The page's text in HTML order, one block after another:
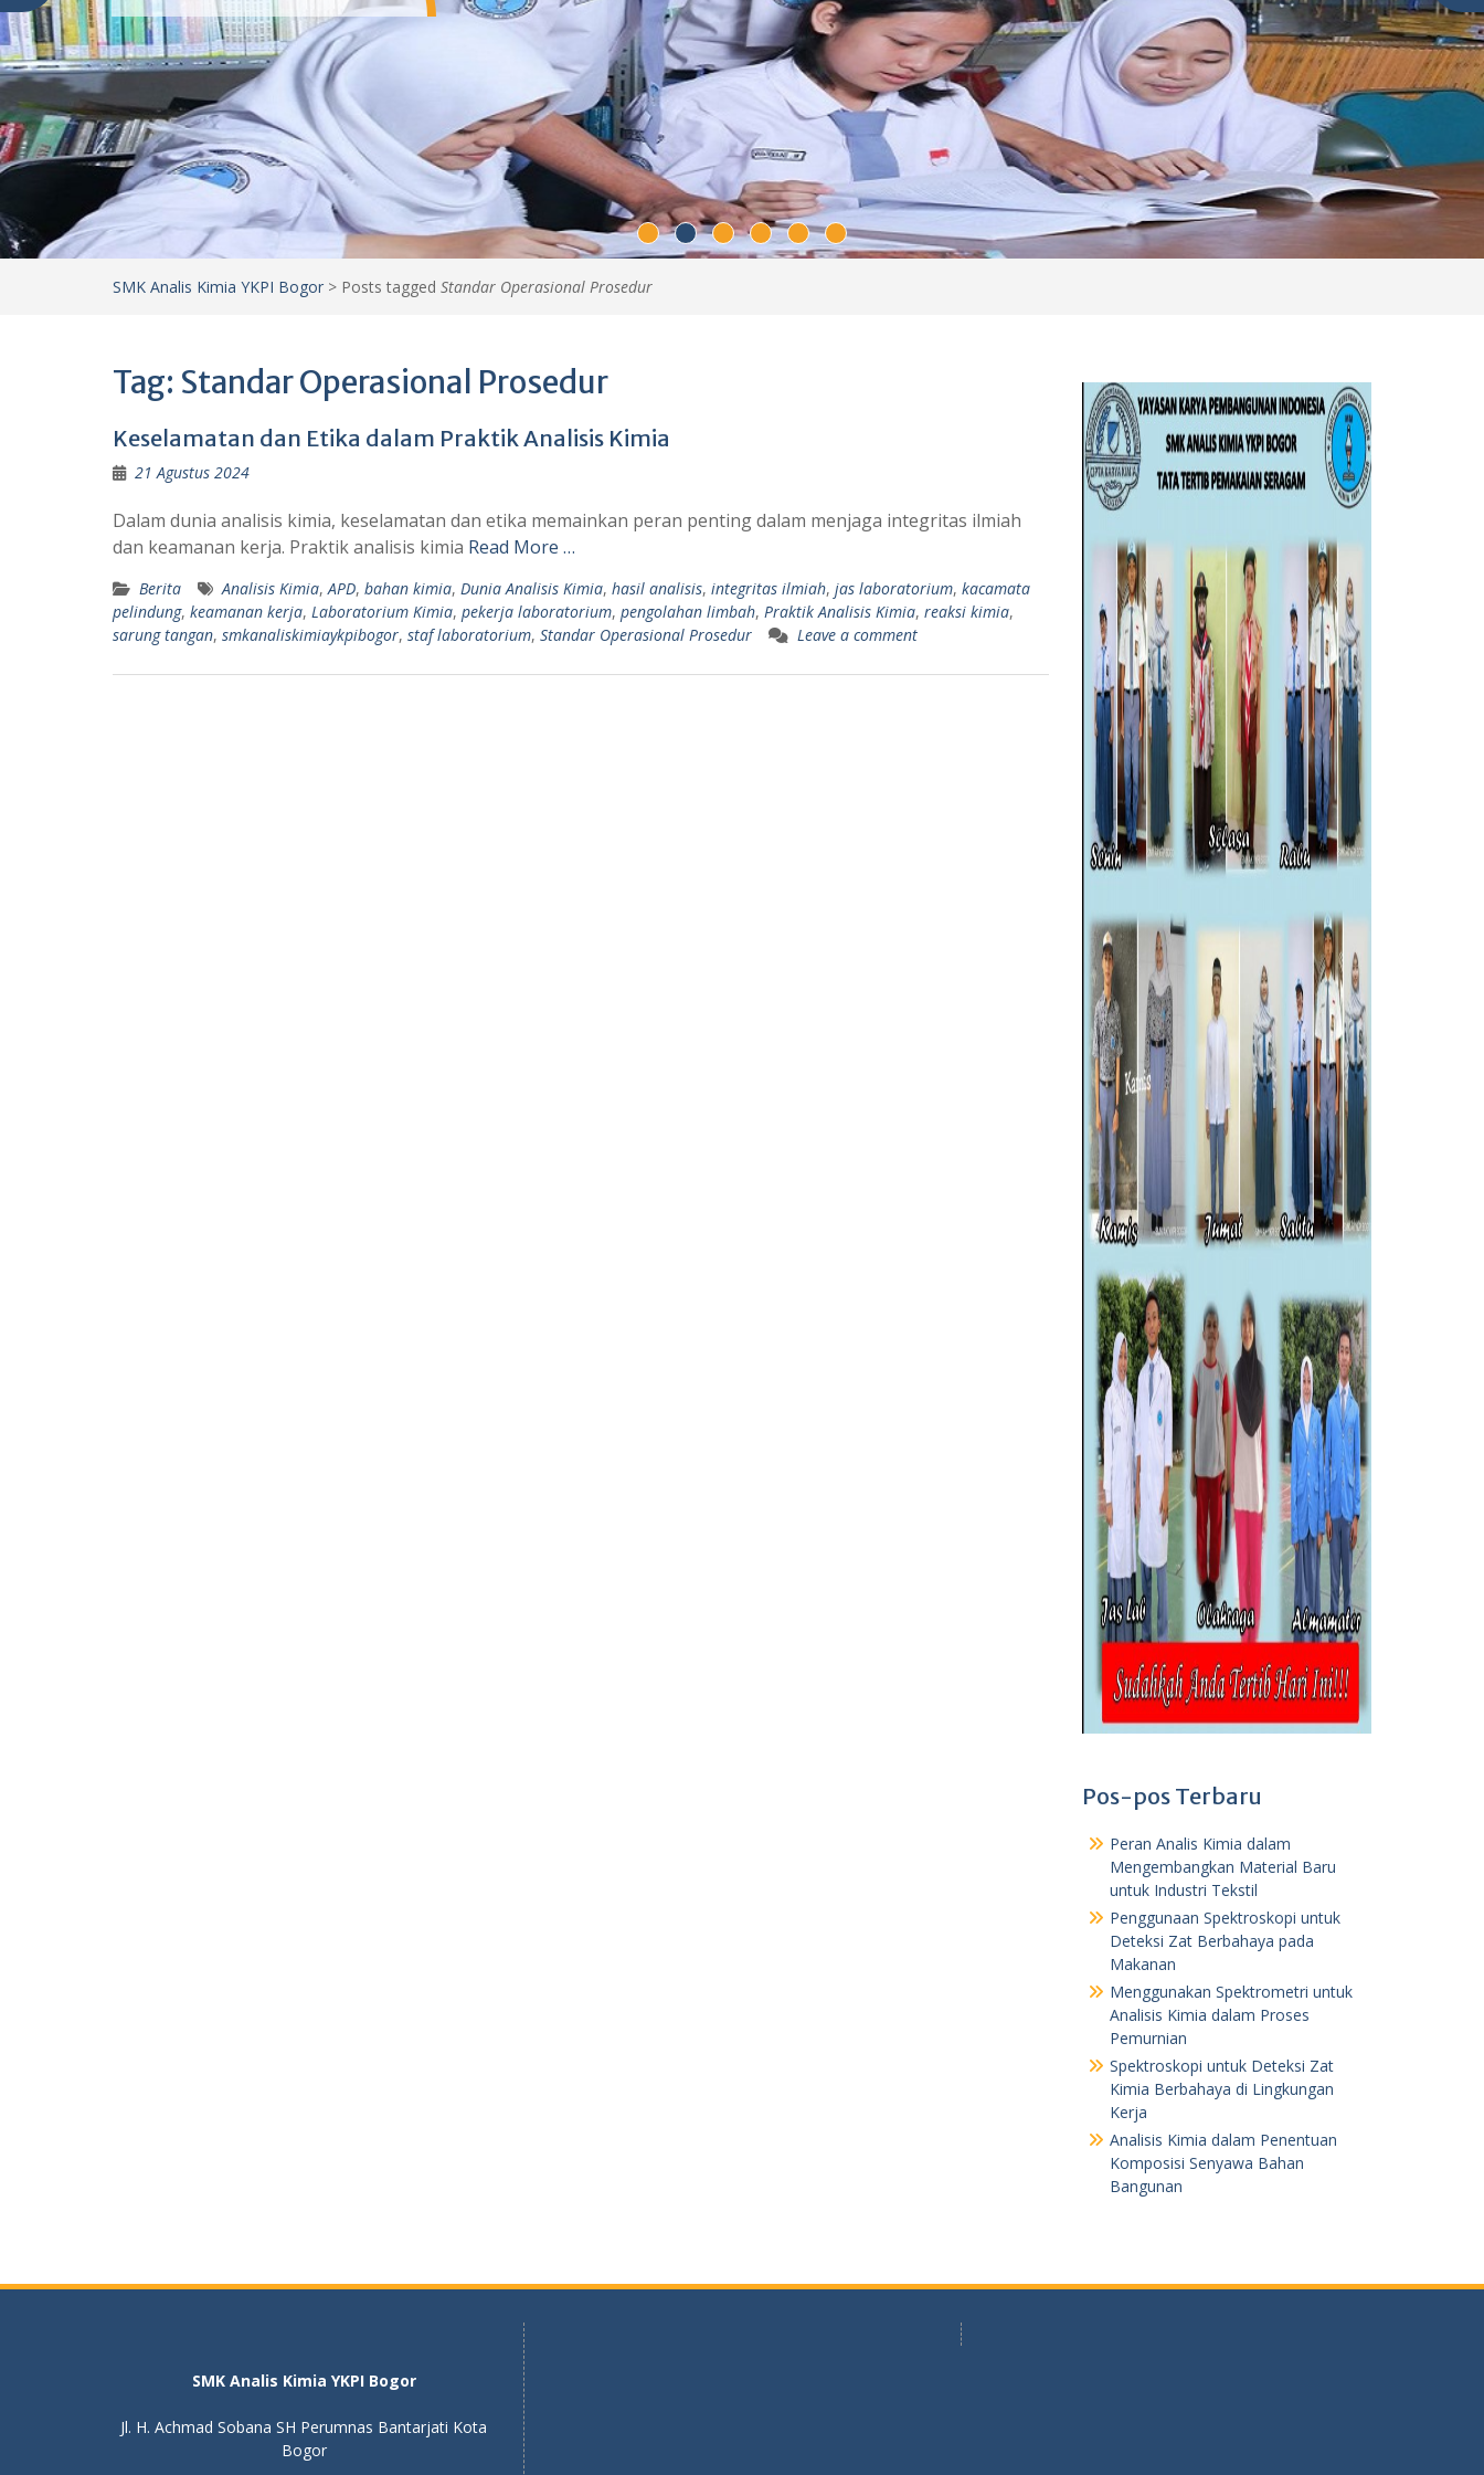
SMK Analis Kimia YKPI Bogor > Posts tagged Standar Operasional Prosedur
Tag: Standar Operasional Prosedur
Keselamatan dan Etika dalam Praktik Analisis Kimia
21 Agustus 2024
Dalam dunia analisis kimia, keselamatan dan etika memainkan peran penting dalam menjaga integritas ilmiah
dan keamanan kerja. Praktik analisis kimia Read More …
Berita Analisis Kimia, APD, bahan kimia, Dunia Analisis Kimia, hasil analisis, integritas ilmiah, jas laboratorium, kacamata
pelindung, keamanan kerja, Laboratorium Kimia, pekerja laboratorium, pengolahan limbah, Praktik Analisis Kimia, reaksi kimia,
sarung tangan, smkanaliskimiaykpibogor, staf laboratorium, Standar Operasional Prosedur Leave a comment
Pos-pos Terbaru
Peran Analis Kimia dalam
Mengembangkan Material Baru
untuk Industri Tekstil
Penggunaan Spektroskopi untuk
Deteksi Zat Berbahaya pada
Makanan
Menggunakan Spektrometri untuk
Analisis Kimia dalam Proses
Pemurnian
Spektroskopi untuk Deteksi Zat
Kimia Berbahaya di Lingkungan
Kerja
Analisis Kimia dalam Penentuan
Komposisi Senyawa Bahan
Bangunan
SMK Analis Kimia YKPI Bogor
Jl. H. Achmad Sobana SH Perumnas Bantarjati Kota
Bogor